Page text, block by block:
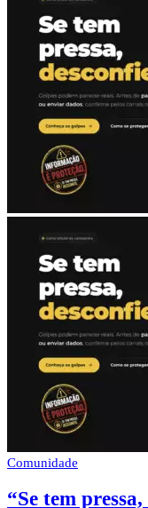
Comunidade
“Se tem